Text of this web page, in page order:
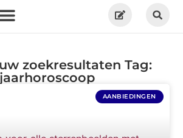
zoekresultaten Tag:
jaarhoroscoop
AANBIEDINGEN